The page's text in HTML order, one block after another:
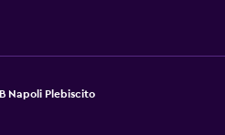
Napoli Plebiscito